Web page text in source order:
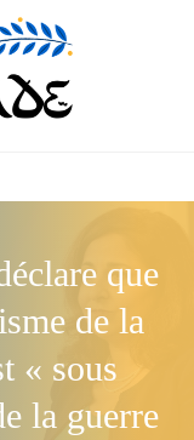
que
de la
« sous
la guerre